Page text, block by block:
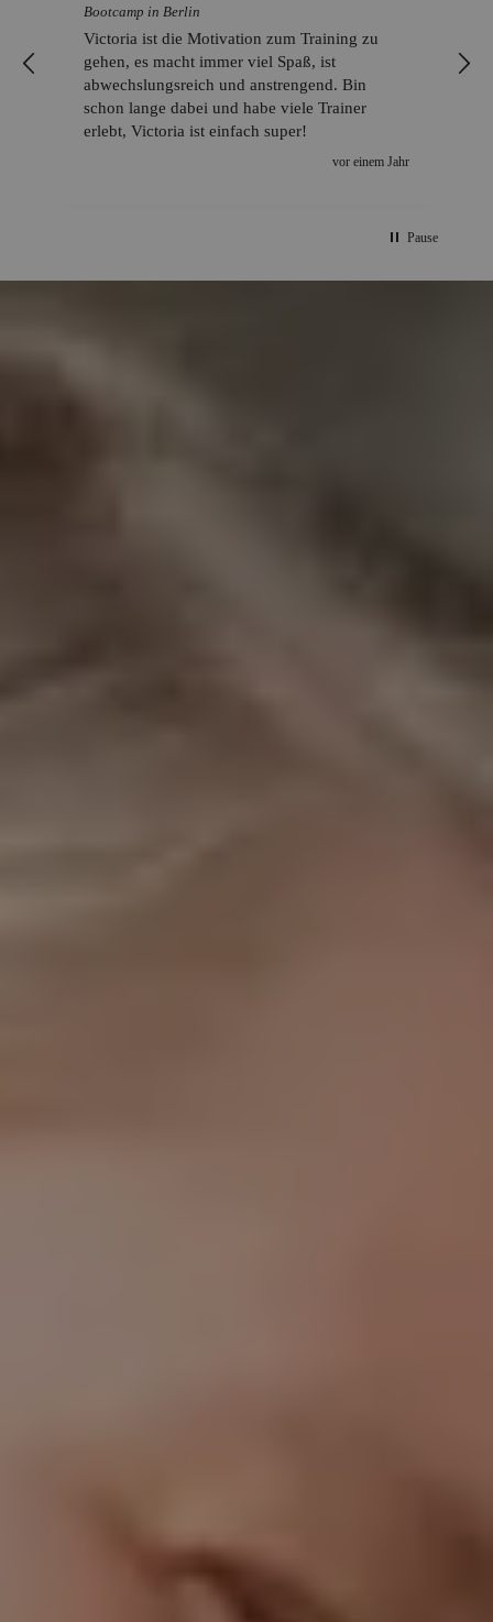
Bootcamp in Berlin
Victoria ist die Motivation zum Training zu
gehen, es macht immer viel Spaß, ist
abwechslungsreich und anstrengend. Bin
schon lange dabei und habe viele Trainer
erlebt, Victoria ist einfach super!
vor einem Jahr
Pause